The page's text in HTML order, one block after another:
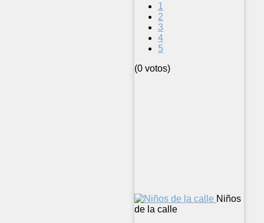
1
2
3
4
5
(0 votos)
Niños
de la calle